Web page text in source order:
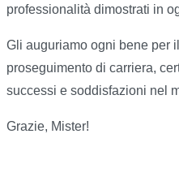
professionalità dimostrati in
Gli auguriamo ogni bene per
proseguimento di carriera,
successi e soddisfazioni nel
Grazie, Mister!